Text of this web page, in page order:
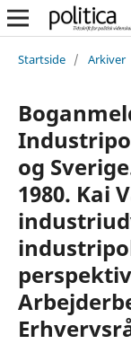
Startside / Arkiver
og
1980. Kai